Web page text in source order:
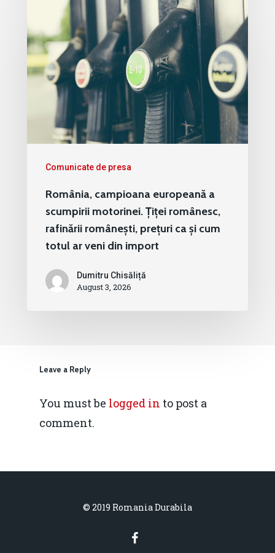
Comunicate de presa
România, campioana europeană a
scumpirii motorinei. Țiței românesc,
rafinării românești, prețuri ca și cum
totul ar veni din import
Dumitru Chisăliță
August 3, 2026
Leave a Reply
You must be logged in to post a
comment.
© 2019 Romania Durabila